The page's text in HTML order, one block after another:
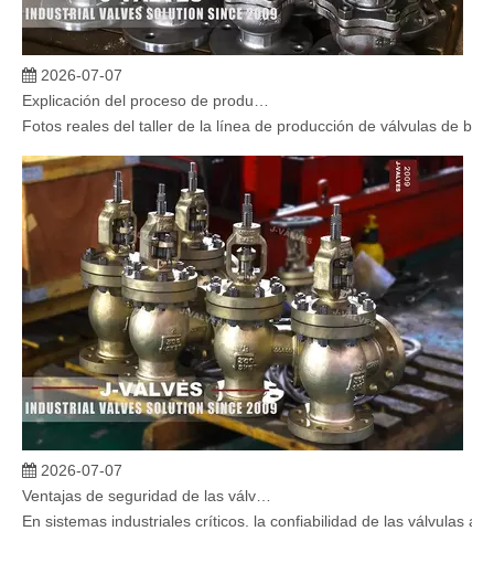
Fotos reales del taller de la línea de producción de válvulas de
En sistemas industriales críticos, la confiabilidad de las válvulas